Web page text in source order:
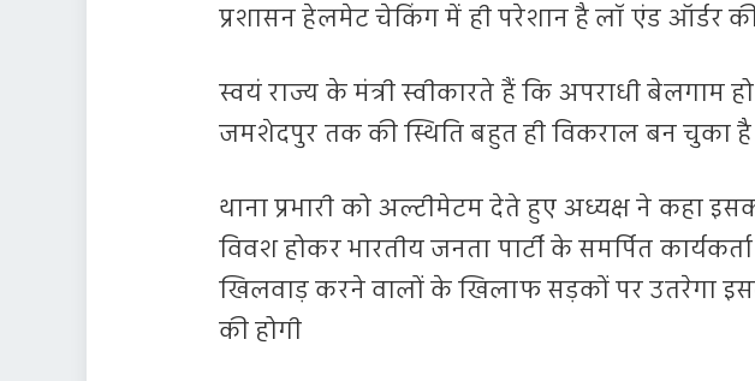
प्रशासन हेलमेट चेकिंग में ही परेशान है लॉ एंड ऑर्डर
स्वयं राज्य के मंत्री स्वीकारते हैं कि अपराधी बेलगाम
जमशेदपुर तक की स्थिति बहुत ही विकराल बन चुका है
थाना प्रभारी को अल्टीमेटम देते हुए अध्यक्ष ने कहा
विवश होकर भारतीय जनता पार्टी के समर्पित
खिलवाड़ करने वालों के खिलाफ सड़कों पर उतरेगा
की होगी